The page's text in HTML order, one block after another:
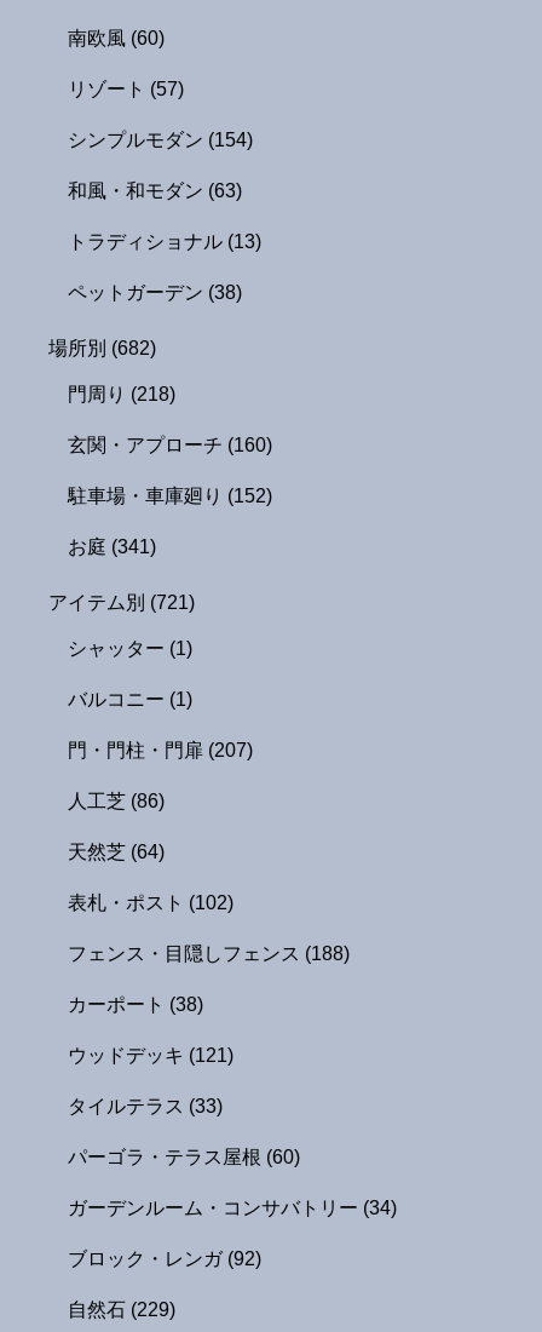
南欧風 (60)
リゾート (57)
シンプルモダン (154)
和風・和モダン (63)
トラディショナル (13)
ペットガーデン (38)
場所別 (682)
門周り (218)
玄関・アプローチ (160)
駐車場・車庫廻り (152)
お庭 (341)
アイテム別 (721)
シャッター (1)
バルコニー (1)
門・門柱・門扉 (207)
人工芝 (86)
天然芝 (64)
表札・ポスト (102)
フェンス・目隠しフェンス (188)
カーポート (38)
ウッドデッキ (121)
タイルテラス (33)
パーゴラ・テラス屋根 (60)
ガーデンルーム・コンサバトリー (34)
ブロック・レンガ (92)
自然石 (229)